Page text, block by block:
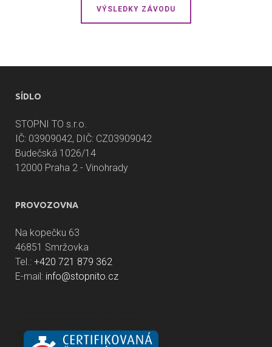
VÝSLEDKY ZÁVODU
SÍDLO
STOPNI TO s.r.o.
IČ: 03909042, DIČ: CZ03909042
Budečská 1026/14
12000 Praha 2 - Vinohrady
PROVOZOVNA
Na kopečku 63
46851 Smržovka
Tel.: +420 721 879 362
E-mail: info@stopnito.cz